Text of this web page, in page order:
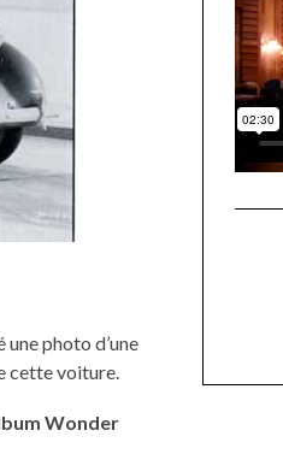
une photo d’une
cette voiture.
Wonder